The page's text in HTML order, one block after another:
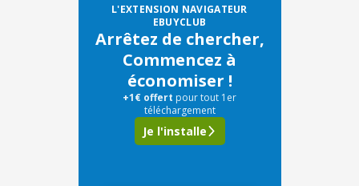
L'EXTENSION NAVIGATEUR
EBUYCLUB
Arrêtez de chercher,
Commencez à
économiser !
+1€ offert pour tout 1er
téléchargement
Je l'installe